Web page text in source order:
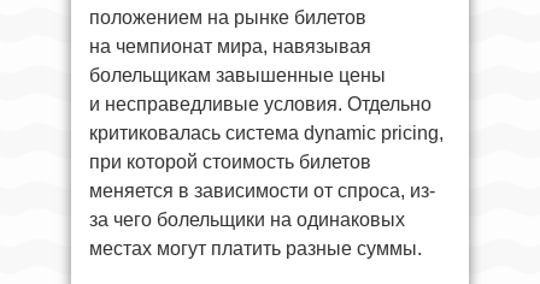
положением на рынке билетов
на чемпионат мира, навязывая
болельщикам завышенные цены
и несправедливые условия. Отдельно
критиковалась система dynamic pricing,
при которой стоимость билетов
меняется в зависимости от спроса, из-
за чего болельщики на одинаковых
местах могут платить разные суммы.